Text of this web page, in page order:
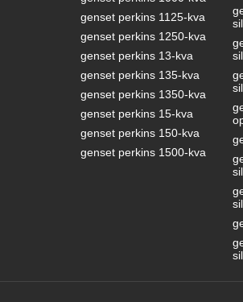
genset perkins 1125-kva
genset perkins 1250-kva
genset perkins 13-kva
genset perkins 135-kva
genset perkins 1350-kva
genset perkins 15-kva
genset perkins 150-kva
genset perkins 1500-kva